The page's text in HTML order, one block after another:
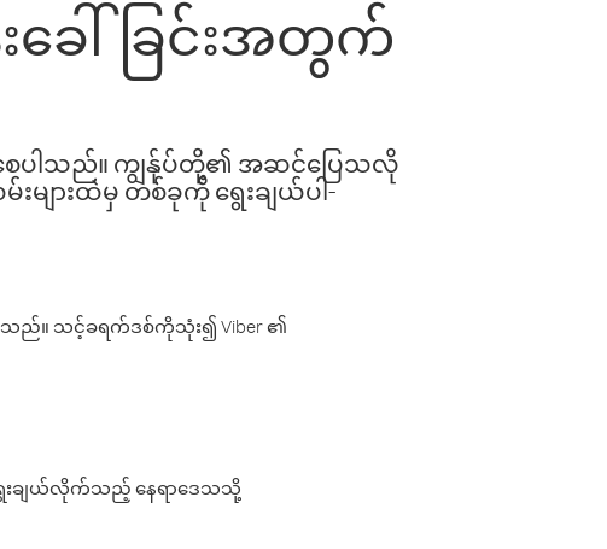
ေါ်ခြင်းအတွက်
င်စေပါသည်။ ကျွန်ုပ်တို့၏ အဆင်ပြေသလို
များထဲမှ တစ်ခုကို ရွေးချယ်ပါ-
ည်။ သင့်ခရက်ဒစ်ကိုသုံး၍ Viber ၏
ေးချယ်လိုက်သည့် နေရာဒေသသို့